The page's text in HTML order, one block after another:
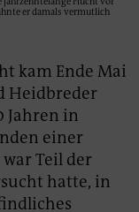
er damals vermutlich
kam Ende Mai
Heidbreder
Jahren in
einer
Teil der
hatte, in